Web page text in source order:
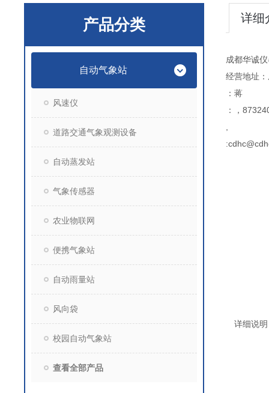
产品分类
自动气象站
风速仪
道路交通气象观测设备
自动蒸发站
气象传感器
农业物联网
便携气象站
自动雨量站
风向袋
校园自动气象站
查看全部产品
详细
成都华诚
经营地址
：蒋
：，
详细说